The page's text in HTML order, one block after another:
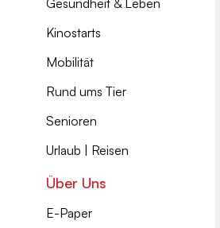
Gesundheit & Leben
Kinostarts
Mobilität
Rund ums Tier
Senioren
Urlaub | Reisen
Über Uns
E-Paper